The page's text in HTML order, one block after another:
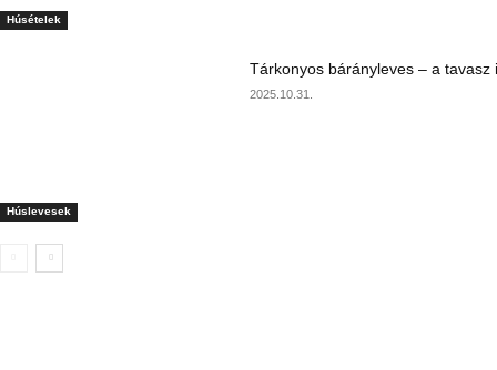
Húsételek
Húslevesek
Tárkonyos bárányleves – a tavasz
2025.10.31.